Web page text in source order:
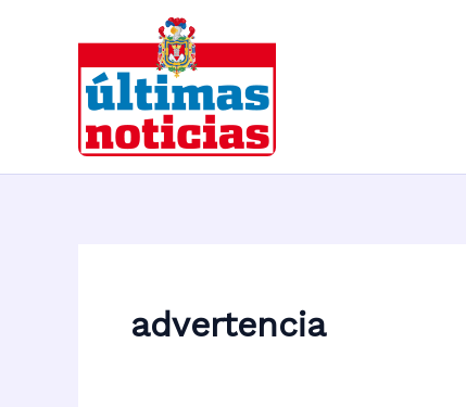
contenido
advertencia